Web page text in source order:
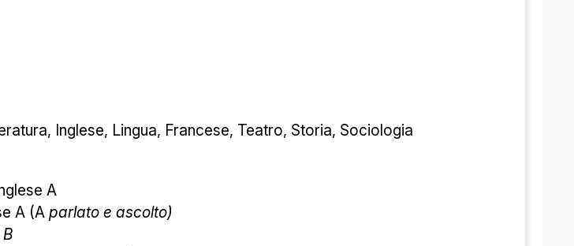
Inglese, Lingua, Francese, Teatro, Storia, Sociologia
A
A (A parlato e ascolto)